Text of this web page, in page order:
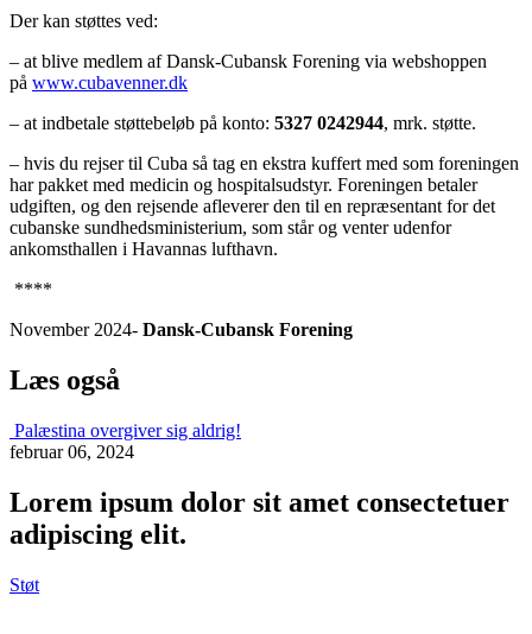
Der kan støttes ved:
– at blive medlem af Dansk-Cubansk Forening via webshoppen
på www.cubavenner.dk
– at indbetale støttebeløb på konto: 5327 0242944, mrk. støtte.
– hvis du rejser til Cuba så tag en ekstra kuffert med som foreningen
har pakket med medicin og hospitalsudstyr. Foreningen betaler
udgiften, og den rejsende afleverer den til en repræsentant for det
cubanske sundhedsministerium, som står og venter udenfor
ankomsthallen i Havannas lufthavn.
****
November 2024- Dansk-Cubansk Forening
Læs også
Palæstina overgiver sig aldrig!
februar 06, 2024
Lorem ipsum dolor sit amet consectetuer
adipiscing elit.
Støt